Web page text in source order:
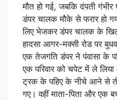
मौत हो गई, जबकि दंपती
डंपर चालक मौके से फरार हाे
लिए भेजकर डंपर चालक के
हादसा आगर-मक्सी रोड पर
एक तेजगति डंपर ने पंवासा के
एक परिवार को चपेट में ले
ट्रक के पहिए के नीचे आने से
गए। वहीं माता-पिता और एक